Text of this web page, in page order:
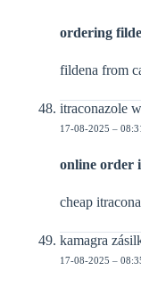
ordering
fildena from
itraconazole
17-08-2025 –
online order
cheap
kamagra
17-08-2025 –